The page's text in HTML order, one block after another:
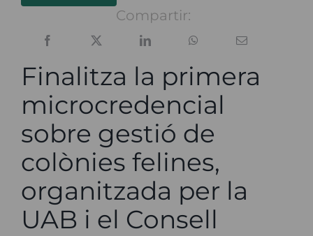
Compartir:
Finalitza la primera
microcredencial
sobre gestió de
colònies felines,
organitzada per la
UAB i el Consell